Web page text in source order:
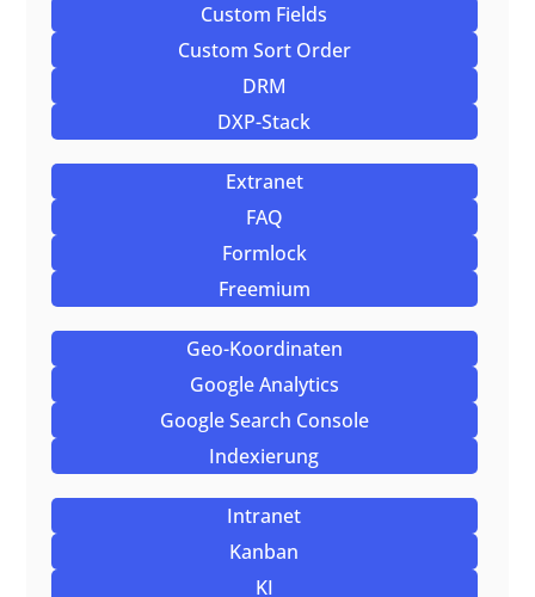
Custom Fields
Custom Sort Order
DRM
DXP-Stack
Extranet
FAQ
Formlock
Freemium
Geo-Koordinaten
Google Analytics
Google Search Console
Indexierung
Intranet
Kanban
KI